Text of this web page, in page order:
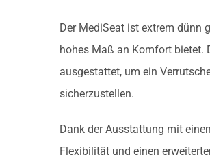
Der MediSeat ist extrem dünn
hohes Maß an Komfort bietet.
ausgestattet, um ein
sicherzustellen.
Dank der Ausstattung mit
Flexibilität und einen